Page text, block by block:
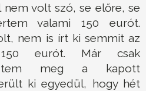
volt szó, se előre, se
valami 150 eurót.
nem is írt ki semmit az
eurót. Már csak
meg a kapott
ki egyedül, hogy hét